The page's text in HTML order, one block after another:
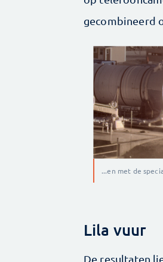
gecombineerd
...en met de
Lila vuur
De resultaten